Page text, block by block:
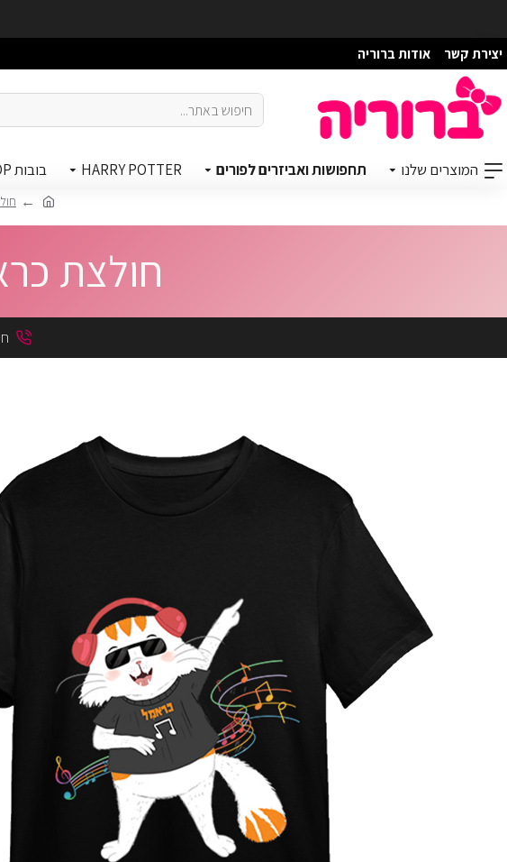
יצירת קשר אודות ברוריה
המוצרים שלנו תחפושות ואביזרים לפורים HARRY POTTER בובות FUNKO POP!
חולצת
₪20.00
כובע טמבל פלאש